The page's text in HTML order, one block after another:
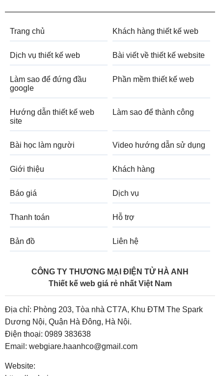
Trang chủ Khách hàng thiết kế web
Dịch vụ thiết kế web Bài viết về thiết kế website
Làm sao để đứng đầu
google
Phần mềm thiết kế web
Hướng dẫn thiết kế web
site
Làm sao để thành công
Bài học làm người Video hướng dẫn sử dụng
Giới thiệu Khách hàng
Báo giá Dịch vụ
Thanh toán Hỗ trợ
Bản đồ Liên hệ
CÔNG TY THƯƠNG MẠI ĐIỆN TỬ HÀ ANH
Thiết kế web giá rẻ nhất Việt Nam
Địa chỉ: Phòng 203, Tòa nhà CT7A, Khu ĐTM The Spark
Dương Nội, Quận Hà Đông, Hà Nội.
Điện thoại: 0989 383638
Email: webgiare.haanhco@gmail.com
Website: